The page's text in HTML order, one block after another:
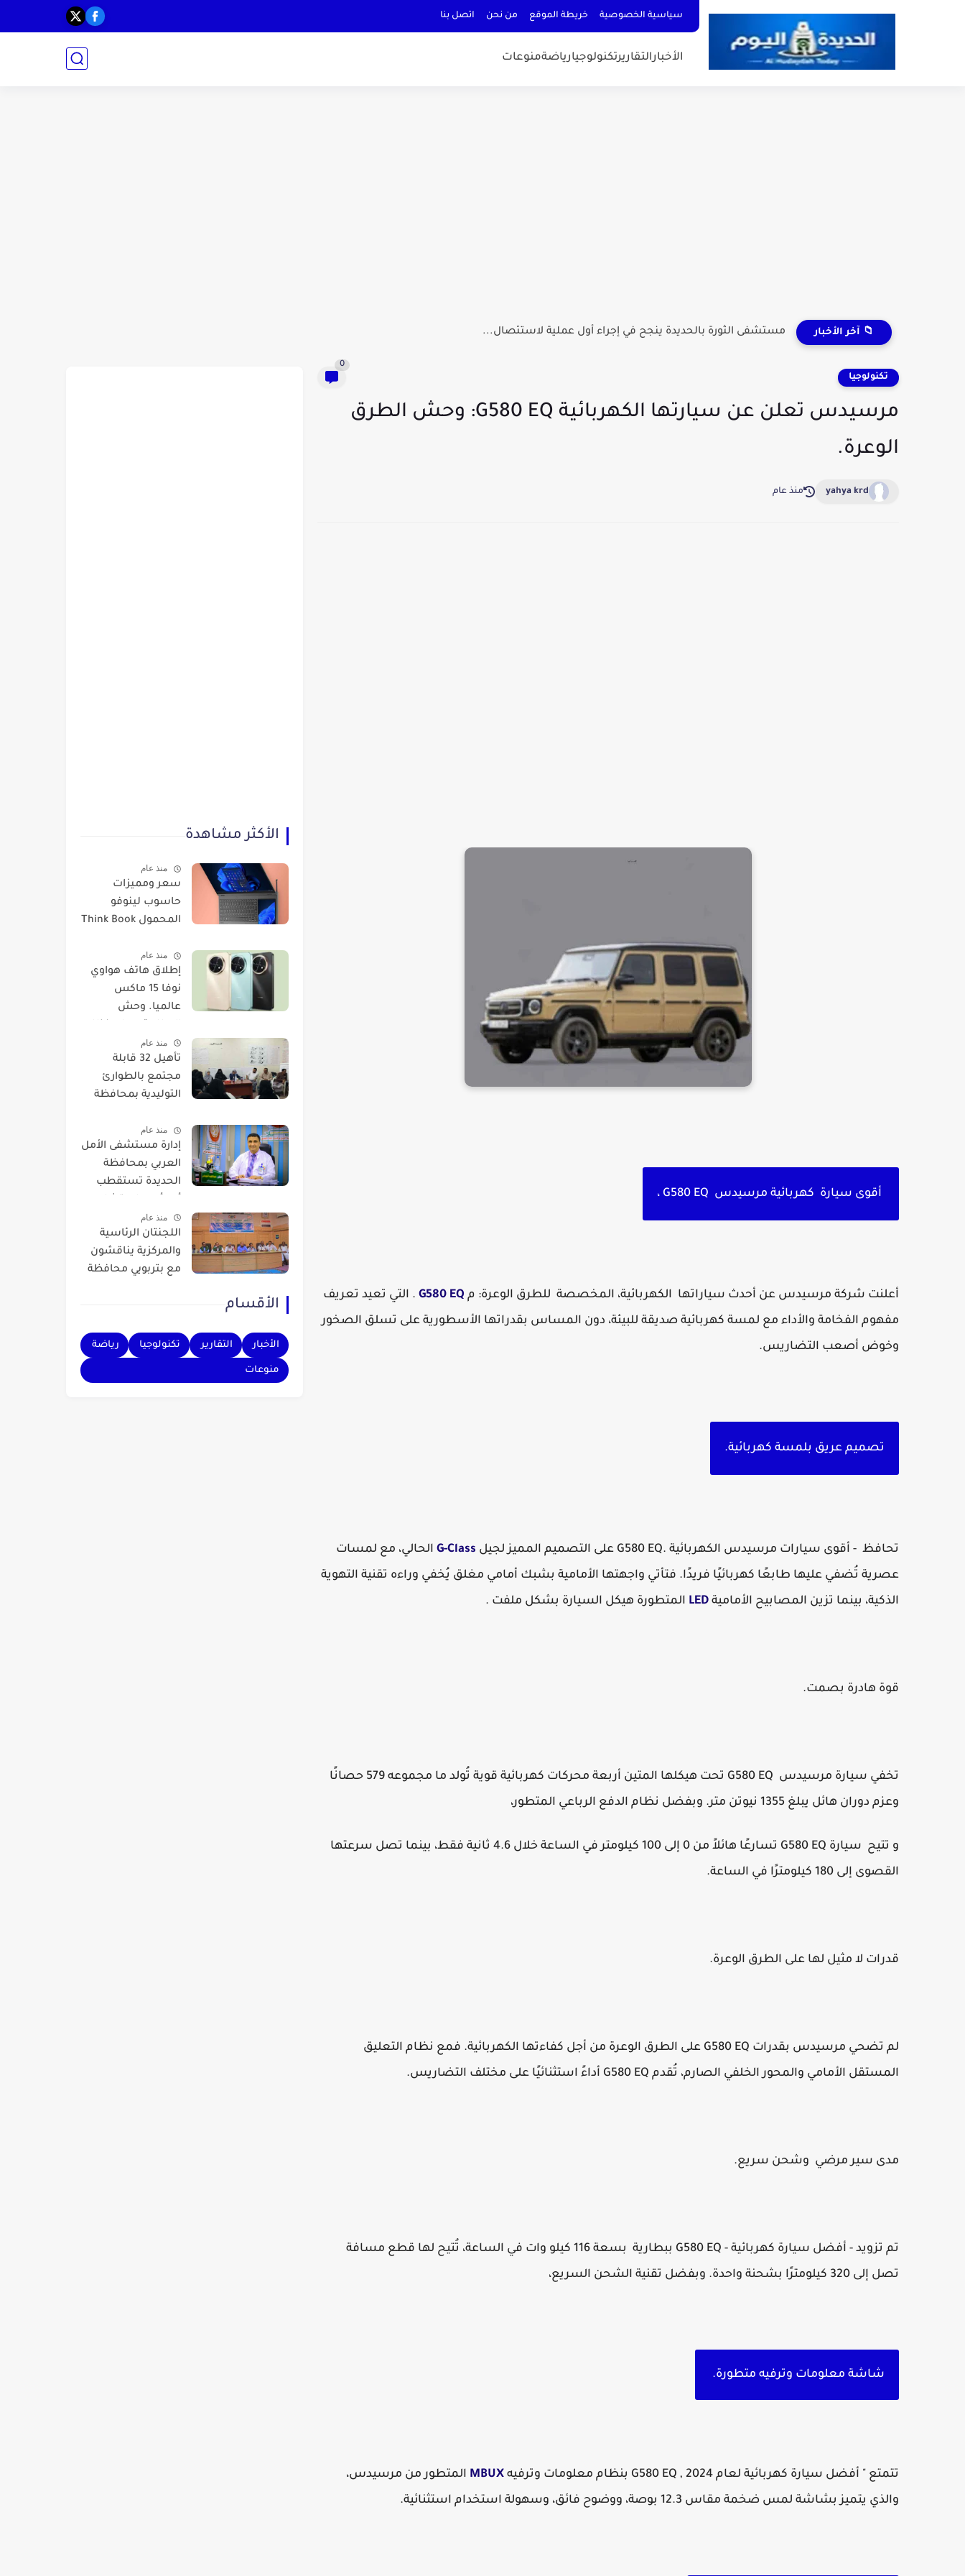
سياسية الخصوصية خريطة الموقع من نحن اتصل بنا
الأخبارالتقاريرتكنولوجيارياضةمنوعات
📁 آخر الأخبار مستشفى الثورة بالحديدة ينجح في إجراء أول عملية لاستئصال...
تكنولوجيا
0
مرسيدس تعلن عن سيارتها الكهربائية G580 EQ: وحش الطرق
الوعرة.
yahya krd منذ عام
أقوى سيارة كهربائية مرسيدس G580 EQ ،
أعلنت شركة مرسيدس عن أحدث سياراتها الكهربائية، المخصصة للطرق الوعرة: م G580 EQ . التي تعيد تعريف
مفهوم الفخامة والأداء مع لمسة كهربائية صديقة للبيئة، دون المساس بقدراتها الأسطورية على تسلق الصخور
وخوض أصعب التضاريس.
تصميم عريق بلمسة كهربائية.
تحافظ - أقوى سيارات مرسيدس الكهربائية .G580 EQ على التصميم المميز لجيل G-Class الحالي، مع لمسات
عصرية تُضفي عليها طابعًا كهربائيًا فريدًا. فتأتي واجهتها الأمامية بشبك أمامي مغلق يُخفي وراءه تقنية التهوية
الذكية، بينما تزين المصابيح الأمامية LED المتطورة هيكل السيارة بشكل ملفت .
قوة هادرة بصمت.
تخفي سيارة مرسيدس G580 EQ تحت هيكلها المتين أربعة محركات كهربائية قوية تُولد ما مجموعه 579 حصانًا
وعزم دوران هائل يبلغ 1355 نيوتن متر. وبفضل نظام الدفع الرباعي المتطور،
و تتيح سيارة G580 EQ تسارعًا هائلاً من 0 إلى 100 كيلومتر في الساعة خلال 4.6 ثانية فقط، بينما تصل سرعتها
القصوى إلى 180 كيلومترًا في الساعة.
قدرات لا مثيل لها على الطرق الوعرة.
لم تضحي مرسيدس بقدرات G580 EQ على الطرق الوعرة من أجل كفاءتها الكهربائية. فمع نظام التعليق
المستقل الأمامي والمحور الخلفي الصارم، تُقدم G580 EQ أداءً استثنائيًا على مختلف التضاريس.
مدى سير مرضي وشحن سريع.
تم تزويد - أفضل سيارة كهربائية - G580 EQ ببطارية بسعة 116 كيلو وات في الساعة، تُتيح لها قطع مسافة
تصل إلى 320 كيلومترًا بشحنة واحدة. وبفضل تقنية الشحن السريع،
شاشة معلومات وترفيه متطورة.
تتمتع " أفضل سيارة كهربائية لعام 2024 , G580 EQ بنظام معلومات وترفيه MBUX المتطور من مرسيدس،
والذي يتميز بشاشة لمس ضخمة مقاس 12.3 بوصة، ووضوح فائق، وسهولة استخدام استثنائية.
الأكثر مشاهدة
منذ عام
سعر ومميزات
حاسوب لينوفو
المحمول Think Book
منذ عام
​إطلاق هاتف هواوي
نوفا 15 ماكس
عالميا. وحش
EMUI 14.
منذ عام
تأهيل 32 قابلة
مجتمع بالطوارئ
التوليدية بمحافظة
منذ عام
إدارة مستشفى الأمل
العربي بمحافظة
الحديدة تستقطب
العيون.
منذ عام
اللجنتان الرئاسية
والمركزية يناقشون
مع بتربويي محافظة
الأقسام
الأخبار التقارير تكنولوجيا رياضة
منوعات